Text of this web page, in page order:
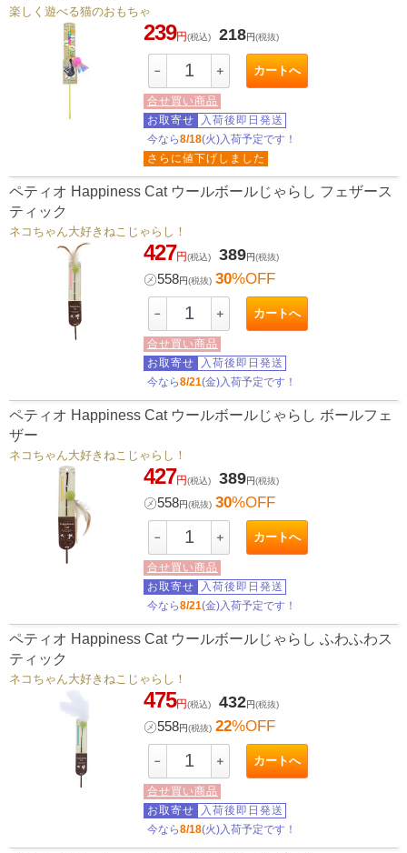
楽しく遊べる猫のおもちゃ
239円(税込) 218円(税抜)
－ ＋ カートへ
合せ買い商品
お取寄せ
入荷後即日発送
今なら8/18(火)入荷予定です！
さらに値下げしました
ペティオ Happiness Cat ウールボールじゃらし フェザース
ティック
ネコちゃん大好きねこじゃらし！
427円(税込) 389円(税抜)
㋱558円(税抜) 30%OFF
－ ＋ カートへ
合せ買い商品
お取寄せ
入荷後即日発送
今なら8/21(金)入荷予定です！
ペティオ Happiness Cat ウールボールじゃらし ボールフェ
ザー
ネコちゃん大好きねこじゃらし！
427円(税込) 389円(税抜)
㋱558円(税抜) 30%OFF
－ ＋ カートへ
合せ買い商品
お取寄せ
入荷後即日発送
今なら8/21(金)入荷予定です！
ペティオ Happiness Cat ウールボールじゃらし ふわふわス
ティック
ネコちゃん大好きねこじゃらし！
475円(税込) 432円(税抜)
㋱558円(税抜) 22%OFF
－ ＋ カートへ
合せ買い商品
お取寄せ
入荷後即日発送
今なら8/18(火)入荷予定です！